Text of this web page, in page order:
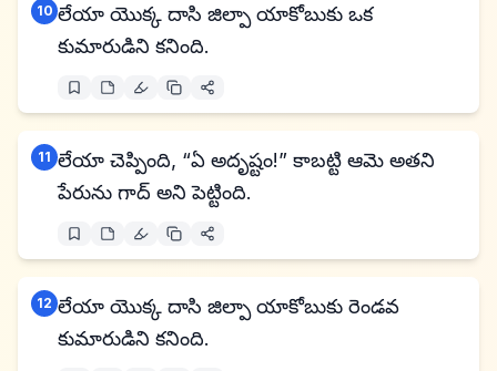
10 లేయా యొక్క దాసి జిల్పా యాకోబుకు ఒక
కుమారుడిని కనింది.
11 లేయా చెప్పింది, “ఏ అదృష్టం!” కాబట్టి ఆమె అతని
పేరును గాద్ అని పెట్టింది.
12 లేయా యొక్క దాసి జిల్పా యాకోబుకు రెండవ
కుమారుడిని కనింది.